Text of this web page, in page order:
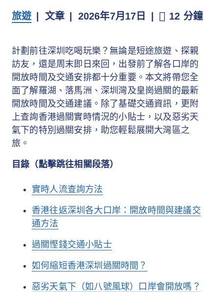
旅遊 文章 2026年7月17日 12 分鐘
計劃前往深圳吃喝玩樂？無論是短途旅遊、探親
訪友，還是周末即日來回，出發前了解各口岸的
開放時間及交通安排都十分重要。本文將帶您全
面了解羅湖、落馬洲、深圳灣及皇崗過關的最新
開放時間及交通建議。除了基礎交通資訊，更附
上查詢香港過關實時情況的小貼士，以及惡劣天
氣下的特別過關安排，助您輕鬆展開大灣區之
旅。
目錄（點擊跳往相關段落）
實時人流查詢方法
香港往返深圳各大口岸：開放時間與建議交
通方法
過關慳錢交通小貼士
如何縮短香港深圳過關時間？
惡劣天氣下（如八號風球）口岸會開放嗎？